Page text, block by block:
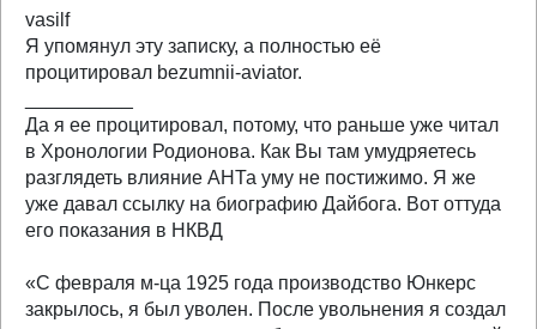
vasilf
Я упомянул эту записку, а полностью её
процитировал bezumnii-aviator.
Да я ее процитировал, потому, что раньше уже читал
в Хронологии Родионова. Как Вы там умудряетесь
разглядеть влияние АНТа уму не постижимо. Я же
уже давал ссылку на биографию Дайбога. Вот оттуда
его показания в НКВД
«С февраля м-ца 1925 года производство Юнкерс
закрылось, я был уволен. После увольнения я создал